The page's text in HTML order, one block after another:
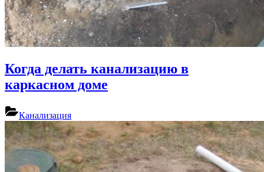
Когда делать канализацию в
каркасном доме
Канализация